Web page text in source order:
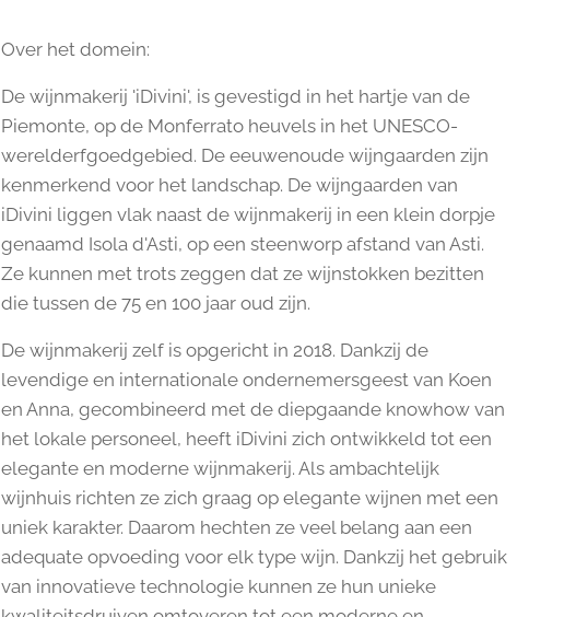
Over het domein:
De wijnmakerij 'iDivini', is gevestigd in het hartje van de
Piemonte, op de Monferrato heuvels in het UNESCO-
werelderfgoedgebied. De eeuwenoude wijngaarden zijn
kenmerkend voor het landschap. De wijngaarden van
iDivini liggen vlak naast de wijnmakerij in een klein dorpje
genaamd Isola d'Asti, op een steenworp afstand van Asti.
Ze kunnen met trots zeggen dat ze wijnstokken bezitten
die tussen de 75 en 100 jaar oud zijn.
De wijnmakerij zelf is opgericht in 2018. Dankzij de
levendige en internationale ondernemersgeest van Koen
en Anna, gecombineerd met de diepgaande knowhow van
het lokale personeel, heeft iDivini zich ontwikkeld tot een
elegante en moderne wijnmakerij. Als ambachtelijk
wijnhuis richten ze zich graag op elegante wijnen met een
uniek karakter. Daarom hechten ze veel belang aan een
adequate opvoeding voor elk type wijn. Dankzij het gebruik
van innovatieve technologie kunnen ze hun unieke